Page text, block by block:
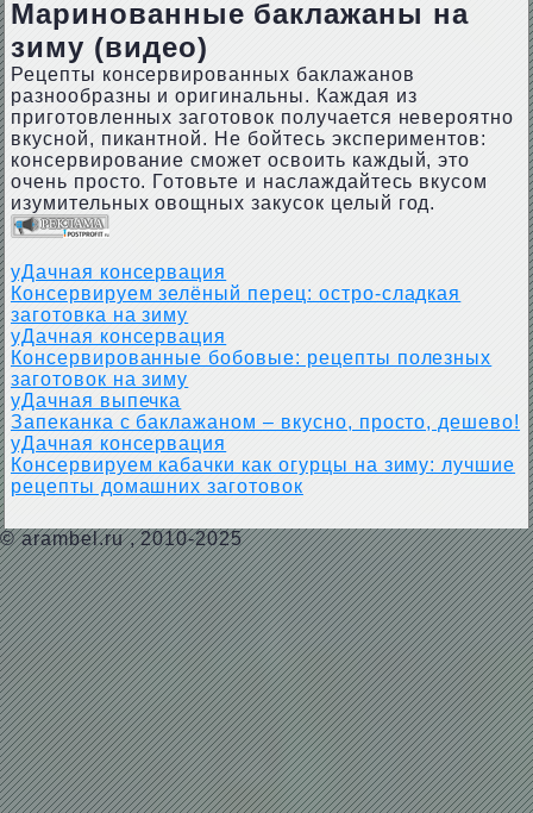
Маринованные баклажаны на
зиму (видео)
Рецепты консервированных баклажанов
разнообразны и оригинальны. Каждая из
приготовленных заготовок получается невероятно
вкусной, пикантной. Не бойтесь экспериментов:
консервирование сможет освоить каждый, это
очень просто. Готовьте и наслаждайтесь вкусом
изумительных овощных закусок целый год.
уДачная консервация
Консервируем зелёный перец: остро-сладкая
заготовка на зиму
уДачная консервация
Консервированные бобовые: рецепты полезных
заготовок на зиму
уДачная выпечка
Запеканка с баклажаном – вкусно, просто, дешево!
уДачная консервация
Консервируем кабачки как огурцы на зиму: лучшие
рецепты домашних заготовок
© arambel.ru, 2010-2025